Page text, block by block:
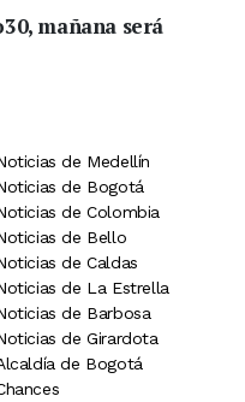
mañana será
de Medellín
de Bogotá
de Colombia
de Bello
de Caldas
de La Estrella
de Barbosa
de Girardota
de Bogotá